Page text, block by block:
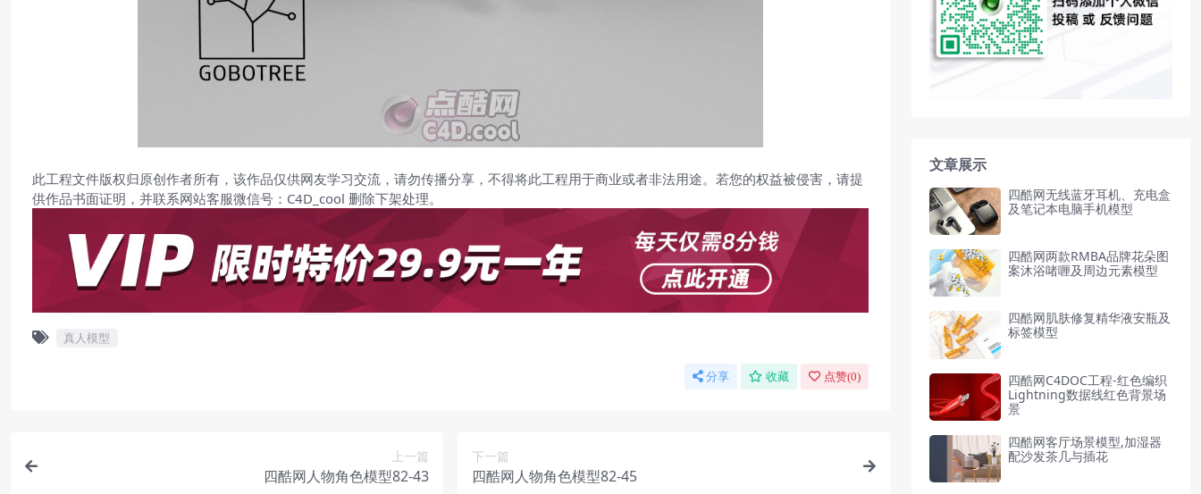
此工程文件版权归原创作者所有，该作品仅供网友学习交流，请勿传播分享，不得将此工程用于商业或者非法用途。若您的权益被侵害，请提
供作品书面证明，并联系网站客服微信号：C4D_cool 删除下架处理。
真人模型
分享 收藏 点赞(0)
上一篇
四酷网人物角色模型82-43
下一篇
四酷网人物角色模型82-45
文章展示
四酷网无线蓝牙耳机、充电盒
及笔记本电脑手机模型
四酷网两款RMBA品牌花朵图
案沐浴啫喱及周边元素模型
四酷网肌肤修复精华液安瓶及
标签模型
四酷网C4DOC工程-红色编织
Lightning数据线红色背景场
景
四酷网客厅场景模型,加湿器
配沙发茶几与插花